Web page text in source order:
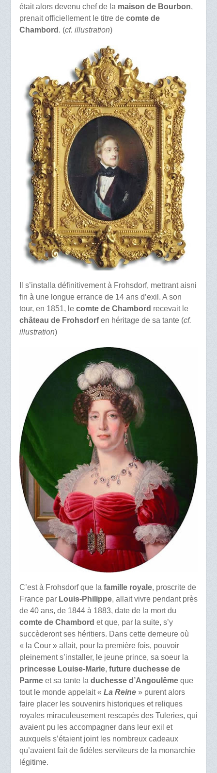
était alors devenu chef de la maison de Bourbon,
prenait officiellement le titre de comte de
Chambord . (cf. illustration)
Il s’installa définitivement à Frohsdorf, mettrant aisni
fin à une longue errance de 14 ans d’exil. A son
tour, en 1851, le comte de Chambord recevait le
château de Frohsdorfen héritage de sa tante (cf.
illustration)
C’est à Frohsdorf que la famille royale, proscrite de
France par Louis-Philippe, allait vivre pendant près
de 40 ans, de 1844 à 1883, date de la mort du
comte de Chambord et que, par la suite, s’y
succèderont ses héritiers. Dans cette demeure où
« la Cour » allait, pour la première fois, pouvoir
pleinement s’installer, le jeune prince, sa soeur la
princesse Louise-Marie, future duchesse de
Parmeet sa tante la duchesse d’Angoulêmeque
tout le monde appelait « La Reine» purent alors
faire placer les souvenirs historiques et reliques
royales miraculeusement rescapés des Tuleries, qui
avaient pu les accompagner dans leur exil et
auxquels s’étaient joint les nombreux cadeaux
qu’avaient fait de fidèles serviteurs de la monarchie
légitime.